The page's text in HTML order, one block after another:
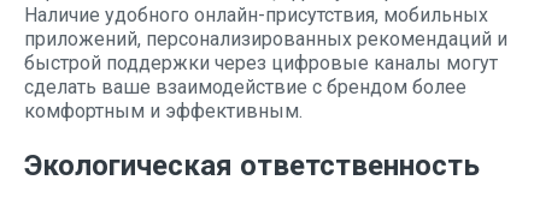
Наличие удобного онлайн-присутствия, мобильных
приложений, персонализированных рекомендаций и
быстрой поддержки через цифровые каналы могут
сделать ваше взаимодействие с брендом более
комфортным и эффективным.
Экологическая ответственность